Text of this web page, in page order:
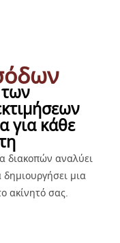
για κάθε
διακοπών αναλύει
δημιουργήσει μια
ακίνητό σας.